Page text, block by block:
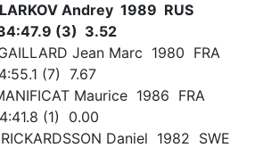
Andrey 1989 RUS
(3) 3.52
Jean Marc 1980 FRA
(7) 7.67
Maurice 1986 FRA
(1) 0.00
Daniel 1982 SWE